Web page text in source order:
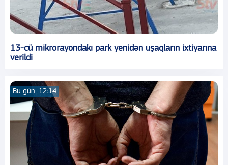
13-cü mikrorayondakı park yenidən uşaqların ixtiyarına
verildi
Bu gün, 12:14